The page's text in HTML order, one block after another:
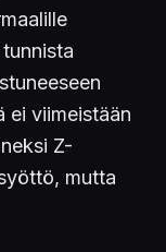
ei viimeistään
Z-
mutta